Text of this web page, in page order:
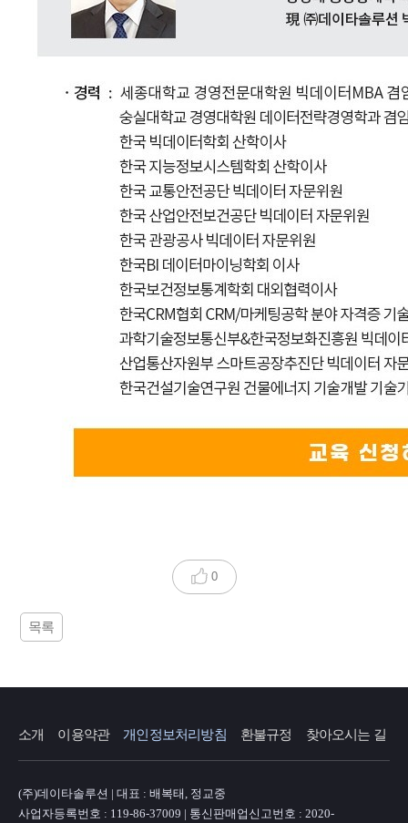
0
목록
소개 이용약관 개인정보처리방침 환불규정 찾아오시는 길
(주)데이타솔루션 | 대표 : 배복태, 정교중
사업자등록번호 : 119-86-37009 | 통신판매업신고번호 : 2020-